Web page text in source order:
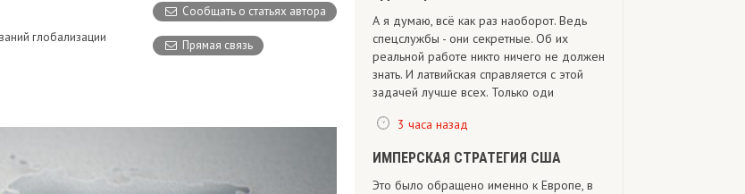
Сообщать о статьях автора
Прямая связь
глобализации
А я думаю, всё как раз наоборот. Ведь
спецслужбы - они секретные. Об их
реальной работе никто ничего не должен
знать. И латвийская справляется с этой
задачей лучше всех. Только оди
3 часа назад
ИМПЕРСКАЯ СТРАТЕГИЯ США
Это было обращено именно к Европе, в